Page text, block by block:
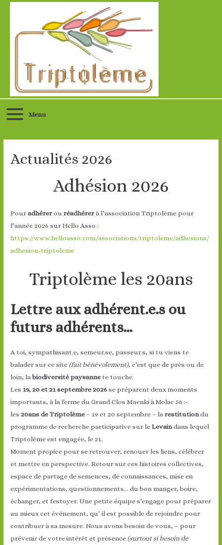
contenu
Main
Menu
Menu
Actualités 2026
Adhésion 2026
Pouradhérerouréadhérerà l’association Triptolème pour
l’année 2026 sur Hello Asso :
https://www.helloasso.com/associations/triptoleme/adhesions/
adhesion-triptoleme
Triptolème les 20ans
Lettre aux adhérent.e.s ou
futurs adhérents…
A toi, sympathisant.e, semeur.se, passeur.s, si tu viens te
balader sur ce site (fait bénévolement), c’est que de près ou de
loin, labiodiversité paysanne te touche.
Les19, 20 et 21 septembre 2026 se préparent deux moments
importants, à la ferme du Grand Clos Maenki à Molac 56 :-
les20ans de Triptolème – 19 et 20 septembre – larestitutiondu
programme de recherche participative sur leLevaindans lequel
Triptolème est engagée, le 21.
Moment propice pour se retrouver, renouer les liens, célébrer
et mettre en perspective. Retour sur ces histoires collectives,
espace de partage de semences, de connaissances, mise en
expérimentations, questionnements… du bon manger, boire,
échanger, et festoyer. Une petite équipe s’engage pour préparer
au mieux cet événement, qu’ il est possible de rejoindre pour
contribuer à sa mesure. Nous avons besoin de vous, – pour
prévenir de votre intérêt et présence (surtout si besoin de